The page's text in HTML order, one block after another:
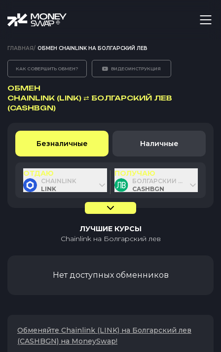
ГЛАВНАЯ/ ОБМЕН CHAINLINK НА БОЛГАРСКИЙ ЛЕВ
КАК СОВЕРШИТЬ ОБМЕН? ВИДЕОИНСТРУКЦИЯ
ОБМЕН
CHAINLINK (LINK) ⇄ БОЛГАРСКИЙ ЛЕВ
(CASHBGN)
Безналичные Наличные
ОТДАЮ
CHAINLINK
LINK
ПОЛУЧАЮ
БОЛГАРСКИЙ ЛЕВ
CASHBGN
ЛУЧШИЕ КУРСЫ
Chainlinkна Болгарский лев
Нет доступных обменников
Обменяйте Chainlink (LINK) на Болгарский лев
(CASHBGN) на MoneySwap!